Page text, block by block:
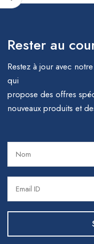
Rester au
Restez à jour avec
qui
propose des offres
nouveaux produits et